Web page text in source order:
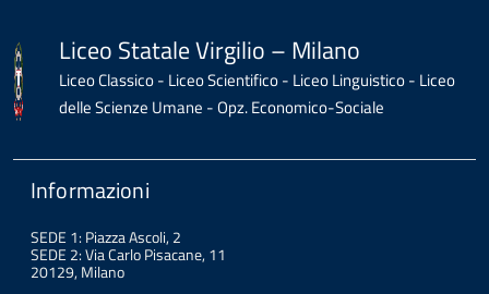
Liceo Statale Virgilio – Milano
Liceo Classico - Liceo Scientifico - Liceo Linguistico - Liceo
delle Scienze Umane - Opz. Economico-Sociale
Informazioni
SEDE 1: Piazza Ascoli, 2
SEDE 2: Via Carlo Pisacane, 11
20129, Milano